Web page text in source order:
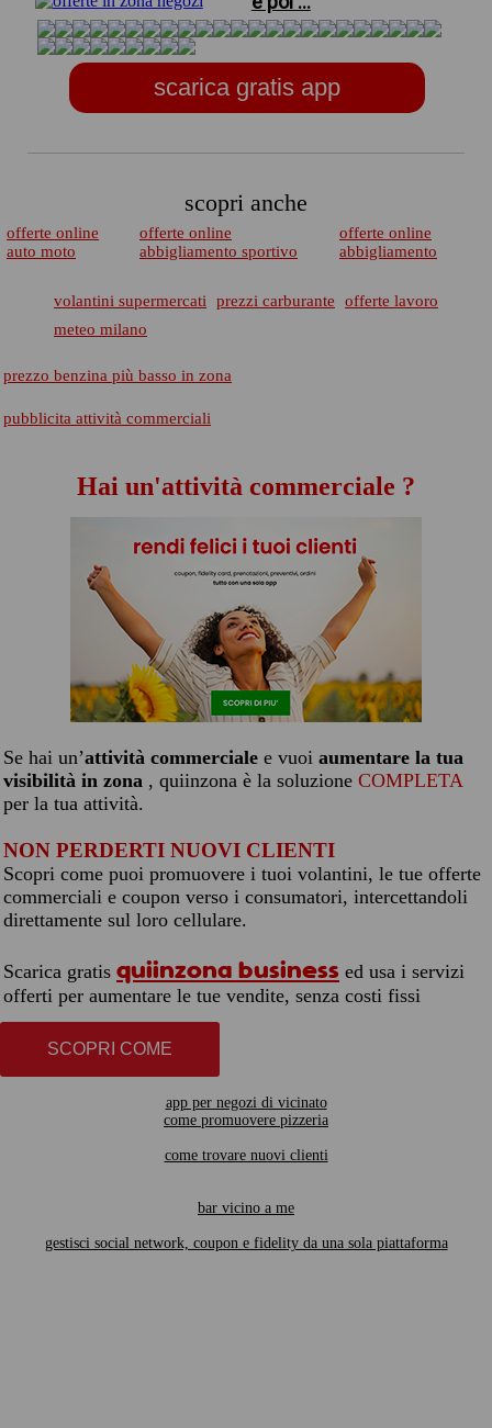
scarica gratis app
scopri anche
offerte online
auto moto
offerte online
abbigliamento sportivo
offerte online
abbigliamento
volantini supermercati prezzi carburante
offerte lavoro
meteo milano
prezzo benzina più basso in zona
pubblicita attività commerciali
Hai un'attività commerciale ?
Se hai un’attività commerciale e vuoi aumentare la tua
visibilità in zona , quiinzona è la soluzione COMPLETA
per la tua attività.
NON PERDERTI NUOVI CLIENTI
Scopri come puoi promuovere i tuoi volantini, le tue offerte
commerciali e coupon verso i consumatori, intercettandoli
direttamente sul loro cellulare.
Scarica gratis quiinzona business ed usa i servizi
offerti per aumentare le tue vendite, senza costi fissi
SCOPRI COME
app per negozi di vicinato
come promuovere pizzeria
come trovare nuovi clienti
bar vicino a me
gestisci social network, coupon e fidelity da una sola piattaforma